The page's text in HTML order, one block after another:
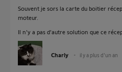
Souvent je sors la carte du boitier
moteur.
Il n'y a pas d'autre solution que ce
Charly il y a plus d'un an